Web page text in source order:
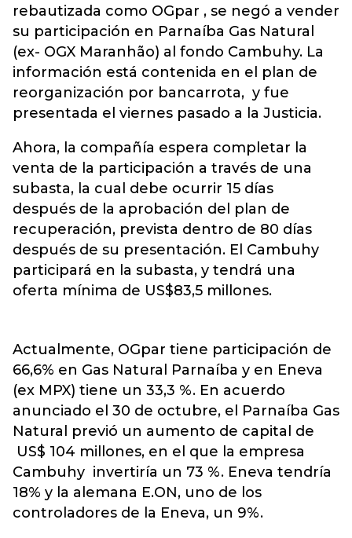
rebautizada como OGpar , se negó a vender
su participación en Parnaíba Gas Natural
(ex- OGX Maranhão) al fondo Cambuhy. La
información está contenida en el plan de
reorganización por bancarrota, y fue
presentada el viernes pasado a la Justicia.
Ahora, la compañía espera completar la
venta de la participación a través de una
subasta, la cual debe ocurrir 15 días
después de la aprobación del plan de
recuperación, prevista dentro de 80 días
después de su presentación. El Cambuhy
participará en la subasta, y tendrá una
oferta mínima de US$83,5 millones.
Actualmente, OGpar tiene participación de
66,6% en Gas Natural Parnaíba y en Eneva
(ex MPX) tiene un 33,3 %. En acuerdo
anunciado el 30 de octubre, el Parnaíba Gas
Natural previó un aumento de capital de
US$ 104 millones, en el que la empresa
Cambuhy invertiría un 73 %. Eneva tendría
18% y la alemana E.ON, uno de los
controladores de la Eneva, un 9%.